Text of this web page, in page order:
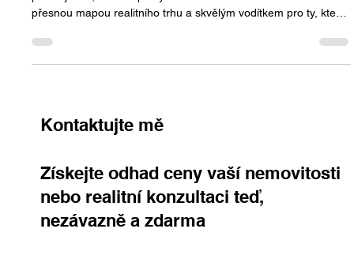
Kde se vyplatí koupit byt? 📈 Byty u metra Praha dál zdražují –
přesnou mapou realitního trhu a skvělým vodítkem pro ty, kteří
Most . „Historicky bylo Áčko postavené z Dejvické na
Získejte odhad ceny vaší nemovitosti
nebo realitní konzultaci teď,